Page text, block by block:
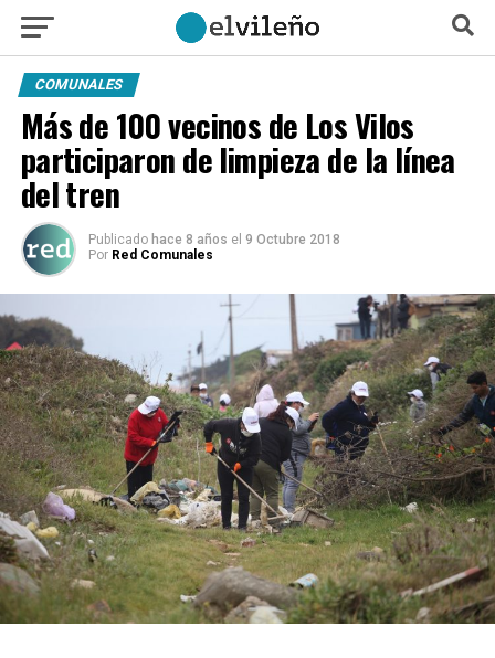
COMUNALES
Más de 100 vecinos de Los Vilos
participaron de limpieza de la línea
del tren
Publicado hace 8 años el 9 Octubre 2018
Por Red Comunales